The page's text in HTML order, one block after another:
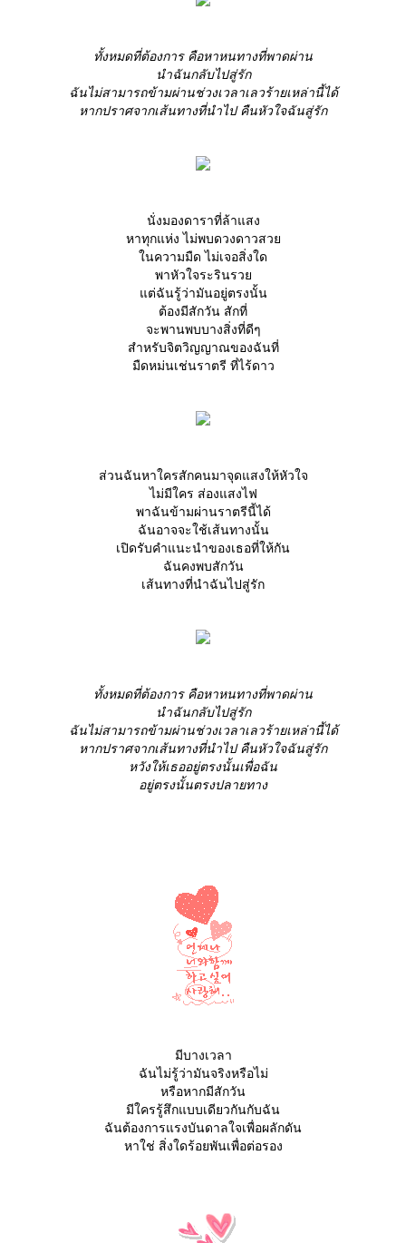
ทั้งหมดที่ต้องการ คือหาหนทางที่พาดผ่าน
นำฉันกลับไปสู่รัก
ฉันไม่สามารถข้ามผ่านช่วงเวลาเลวร้ายเหล่านี้ได้
หากปราศจากเส้นทางที่นำไป คืนหัวใจฉันสู่รัก
นั่งมองดาราที่ล้าแสง
หาทุกแห่ง ไม่พบดวงดาวสว
นความมืด ไม่เจอสิ่งใด
พาหัวใจระรินรว
ต่ฉันรู้ว่ามันอยู่ตรงนั้น
ต้องมีสักวัน สักที่
จะพานพบบางสิ่งที่ดีๆ
สำหรับจิตวิญญาณของฉันที่
มืดหม่นเช่นราตรี ที่ไร้ดาว
ส่วนฉันหาใครสักคนมาจุดแสงให้หัวใจ
ไม่มีใคร ส่องแสงไฟ
พาฉันข้ามผ่านราตรีนี้ได้
ฉันอาจจะใช้เส้นทางนั้น
เปิดรับคำแนะนำของเธอที่ให้กัน
ฉันคงพบสักวัน
เส้นทางที่นำฉันไปสู่รัก
ทั้งหมดที่ต้องการ คือหาหนทางที่พาดผ่าน
นำฉันกลับไปสู่รัก
ฉันไม่สามารถข้ามผ่านช่วงเวลาเลวร้ายเหล่านี้ได้
หากปราศจากเส้นทางที่นำไป คืนหัวใจฉันสู่รัก
หวังให้เธออยู่ตรงนั้นเพื่อฉัน
อยู่ตรงนั้นตรงปลายทาง
มีบางเวลา
ฉันไม่รู้ว่ามันจริงหรือไม่
หรือหากมีสักวัน
มีใครรู้สึกแบบเดียวกันกับฉัน
ฉันต้องการแรงบันดาลใจเพื่อผลักดัน
หาใช่ สิ่งใดร้อยพันเพื่อต่อรอง